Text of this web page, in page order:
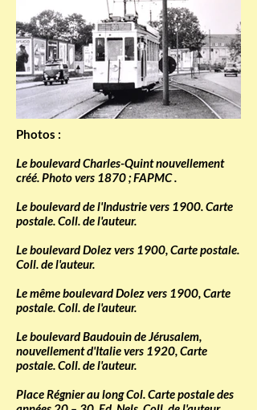
Photos :
Le boulevard Charles-Quint nouvellement
créé. Photo vers 1870 ; FAPMC .
Le boulevard de l'Industrie vers 1900. Carte
postale. Coll. de l'auteur.
Le boulevard Dolez vers 1900, Carte postale.
Coll. de l'auteur.
Le même boulevard Dolez vers 1900, Carte
postale. Coll. de l'auteur.
Le boulevard Baudouin de Jérusalem,
nouvellement d'Italie vers 1920, Carte
postale. Coll. de l'auteur.
Place Régnier au long Col. Carte postale des